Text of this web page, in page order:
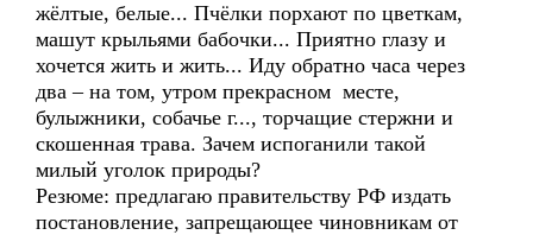
жёлтые, белые... Пчёлки порхают по цветкам,
машут крыльями бабочки... Приятно глазу и
хочется жить и жить... Иду обратно часа через
два – на том, утром прекрасном месте,
булыжники, собачье г..., торчащие стержни и
скошенная трава. Зачем испоганили такой
милый уголок природы?
Резюме: предлагаю правительству РФ издать
постановление, запрещающее чиновникам от